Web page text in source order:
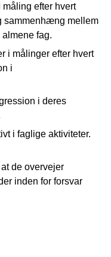
efter hvert
sammenhæng mellem
fag.
i målinger efter hvert
i
i deres
i faglige aktiviteter.
de overvejer
inden for forsvar